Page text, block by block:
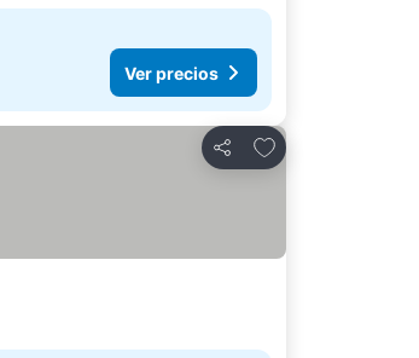
Ver precios
Compartir
Agregar a favoritos